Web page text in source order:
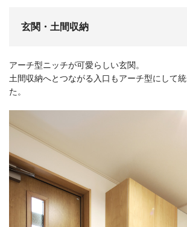
玄関・土間収納
アーチ型ニッチが可愛らしい玄関。
土間収納へとつながる入口もアーチ型にして
た。